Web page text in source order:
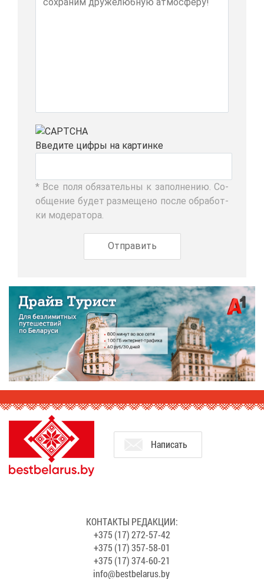
Вве­ди­те циф­ры на кар­тин­ке
* Все по­ля обя­за­тель­ны к за­пол­не­нию. Со­
об­ще­ние бу­дет раз­ме­ще­но по­сле об­ра­бот­
ки мо­де­ра­то­ра.
На­пи­сать
КОН­ТАК­ТЫ РЕ­ДАК­ЦИИ:
+375 (17) 272-57-42
+375 (17) 357-58-01
+375 (17) 374-60-21
info@​bes​tbel​arus.​by